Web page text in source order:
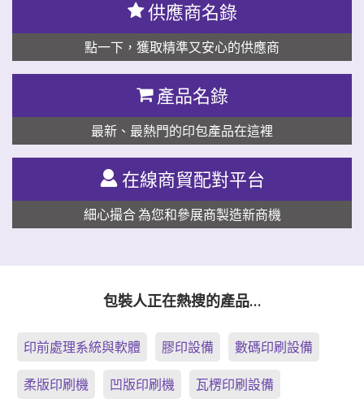
供應商名錄
點一下，獲取精準又安心的供應商
產品名錄
最新、最熱門的印包產品在這裡
在線商貿配對平台
細心撮合 為您和參展商製造新商機
包裝人正在熱搜的產品…
印前處理系統與軟體 膠印設備 數碼印刷設備
柔版印刷機 凹版印刷機 瓦楞印刷設備